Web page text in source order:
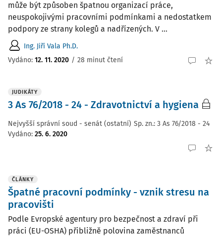
může být způsoben špatnou organizací práce,
neuspokojivými pracovními podmínkami a nedostatkem
podpory ze strany kolegů a nadřízených. V ...
Ing. Jiří Vala Ph.D.
Vydáno: 12. 11. 2020 / 28 minut čtení
JUDIKÁTY
3 As 76/2018 - 24 - Zdravotnictví a hygiena
Nejvyšší správní soud - senát (ostatní) Sp. zn.: 3 As 76/2018 - 24
Vydáno: 25. 6. 2020
ČLÁNKY
Špatné pracovní podmínky - vznik stresu na
pracovišti
Podle Evropské agentury pro bezpečnost a zdraví při
práci (EU-OSHA) přibližně polovina zaměstnanců